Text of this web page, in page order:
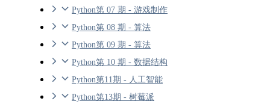
Python第 07 期 - 游戏制作
Python第 08 期 - 算法
Python第 09 期 - 算法
Python第 10 期 - 数据结构
Python第11期 - 人工智能
Python第13期 - 树莓派